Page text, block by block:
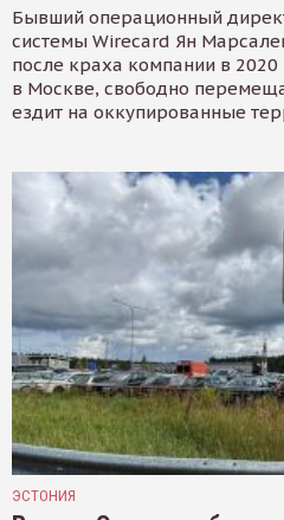
Бывший операционный
системы Wirecard Ян
после краха компании в 2020
в Москве, свободно
ездит на оккупированные
ЭСТОНИЯ